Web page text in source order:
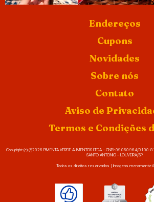
Endereços
Cupons
Novidades
Sobre nós
Contato
Aviso de
Termos e Condições
Copyright (c) @2026 PIMENTA VERDE ALIMENTOS LTDA – CNPJ: 09.060.964/0100-
SANTO ANTONIO – LOUVEIRA/SP.
Todos os direitos reservados | Imagens meramente